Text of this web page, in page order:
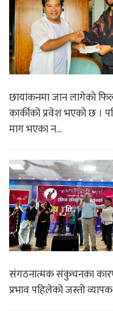
छायांकनमा जान लागेको
कार्कीको प्रवेश भएको छ ।
माग भएका न...
संगठनात्मक संकुचनका कारण
प्रभाव पहिलेको जस्तो